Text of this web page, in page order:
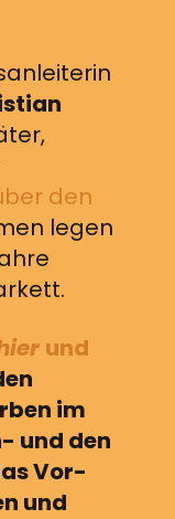
den
legen
und
im
und den
Vor-
und